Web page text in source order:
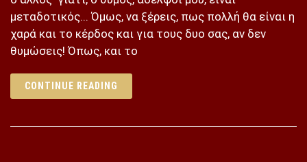
μεταδοτικός... Όμως, να ξέρεις, πως πολλή θα είναι η
χαρά και το κέρδος και για τους δυο σας, αν δεν
θυμώσεις! Όπως, και το
CONTINUE READING